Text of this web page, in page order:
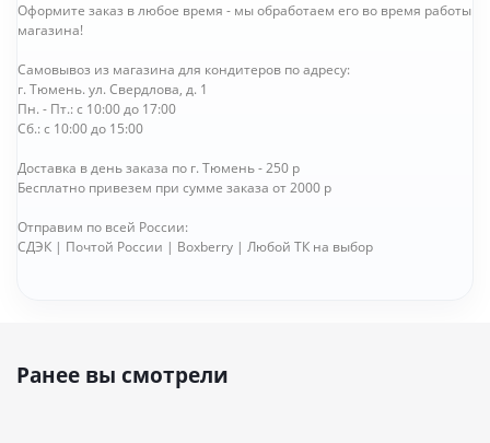
Оформите заказ в любое время - мы обработаем его во время работы
магазина!
Самовывоз из магазина для кондитеров по адресу:
г. Тюмень. ул. Свердлова, д. 1
Пн. - Пт.: с 10:00 до 17:00
Сб.: с 10:00 до 15:00
Доставка в день заказа по г. Тюмень - 250 р
Бесплатно привезем при сумме заказа от 2000 р
Отправим по всей России:
СДЭК | Почтой России | Boxberry | Любой ТК на выбор
Ранее вы смотрели